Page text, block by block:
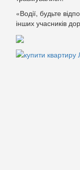
«Водії, будьте
інших учасників